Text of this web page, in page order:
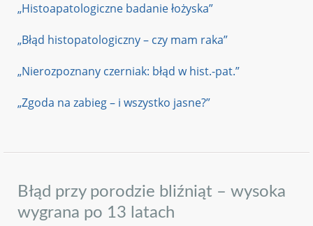
„Histoapatologiczne badanie łożyska”
„Błąd histopatologiczny – czy mam raka”
„Nierozpoznany czerniak: błąd w hist.-pat.”
„Zgoda na zabieg – i wszystko jasne?”
Błąd przy porodzie bliźniąt – wysoka
wygrana po 13 latach